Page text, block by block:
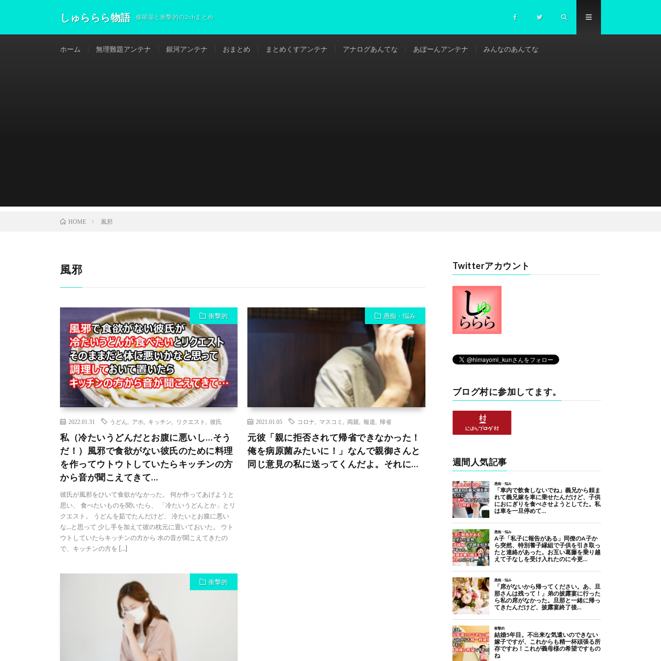
しゅららら物語 修羅場と衝撃的の2chまとめ
ホーム 無理難題アンテナ 銀河アンテナ おまとめ まとめくすアンテナ アナログあんてな あぼーんアンテナ みんなのあんてな
HOME 風邪
風邪
衝撃的
2022.01.31 うどん アホ キッチン リクエスト 彼氏
私（冷たいうどんだとお腹に悪いし…そう
だ！）風邪で食欲がない彼氏のために料理
を作ってウトウトしていたらキッチンの方
から音が聞こえてきて…
彼氏が風邪をひいて食欲がなかった。 何か作ってあげようと
思い、 食べたいものを聞いたら、 「冷たいうどんとか」とリ
クエスト。 うどんを茹でたんだけど、 冷たいとお腹に悪い
な…と思って 少し手を加えて彼の枕元に置いておいた。 ウト
ウトしていたらキッチンの方から 水の音が聞こえてきたの
で、キッチンの方を […]
愚痴・悩み
2021.01.05 コロナ マスコミ 両親 ,報道 帰省
元彼「親に拒否されて帰省できなかった！
俺を病原菌みたいに！」なんで親御さんと
同じ意見の私に送ってくんだよ。それに…
衝撃的
Twitterアカウント
ブログ村に参加してます。
週間人気記事